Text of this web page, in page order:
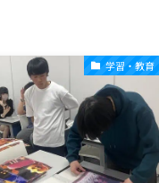
学習・教育